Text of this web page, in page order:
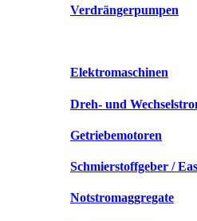
Verdrängerpumpen
Elektromaschinen
Dreh- und
Getriebemotoren
Schmierstoffgeber /
Notstromaggregate